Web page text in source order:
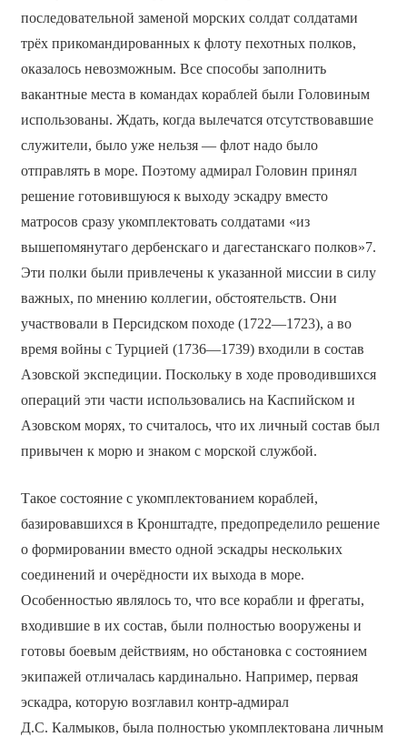
последовательной заменой морских солдат солдатами
трёх прикомандированных к флоту пехотных полков,
оказалось невозможным. Все способы заполнить
вакантные места в командах кораблей были Головиным
использованы. Ждать, когда вылечатся отсутствовавшие
служители, было уже нельзя — флот надо было
отправлять в море. Поэтому адмирал Головин принял
решение готовившуюся к выходу эскадру вместо
матросов сразу укомплектовать солдатами «из
вышепомянутаго дербенскаго и дагестанскаго полков»7.
Эти полки были привлечены к указанной миссии в силу
важных, по мнению коллегии, обстоятельств. Они
участвовали в Персидском походе (1722—1723), а во
время войны с Турцией (1736—1739) входили в состав
Азовской экспедиции. Поскольку в ходе проводившихся
операций эти части использовались на Каспийском и
Азовском морях, то считалось, что их личный состав был
привычен к морю и знаком с морской службой.
Такое состояние с укомплектованием кораблей,
базировавшихся в Кронштадте, предопределило решение
о формировании вместо одной эскадры нескольких
соединений и очерёдности их выхода в море.
Особенностью являлось то, что все корабли и фрегаты,
входившие в их состав, были полностью вооружены и
готовы боевым действиям, но обстановка с состоянием
экипажей отличалась кардинально. Например, первая
эскадра, которую возглавил контр-адмирал
Д.С. Калмыков, была полностью укомплектована личным